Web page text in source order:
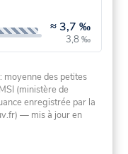
≈ 3,7 ‰
3,8 ‰
moyenne des petites
(ministère de
enregistrée par la
— mis à jour en